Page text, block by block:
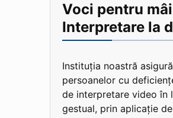
Voci pentru
Interpretare la
Instituția noastră
persoanelor cu
de interpretare video în
gestual, prin aplicație